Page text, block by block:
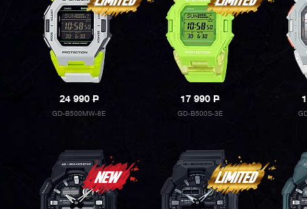
24 990P
GD-B500MW-8E
17 990P
GD-B500S-3E